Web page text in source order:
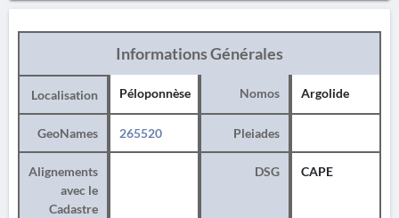
Informations Générales
Localisation Péloponnèse Nomos Argolide
GeoNames 265520 Pleiades
Alignements
avec le
Cadastre
DSG CAPE